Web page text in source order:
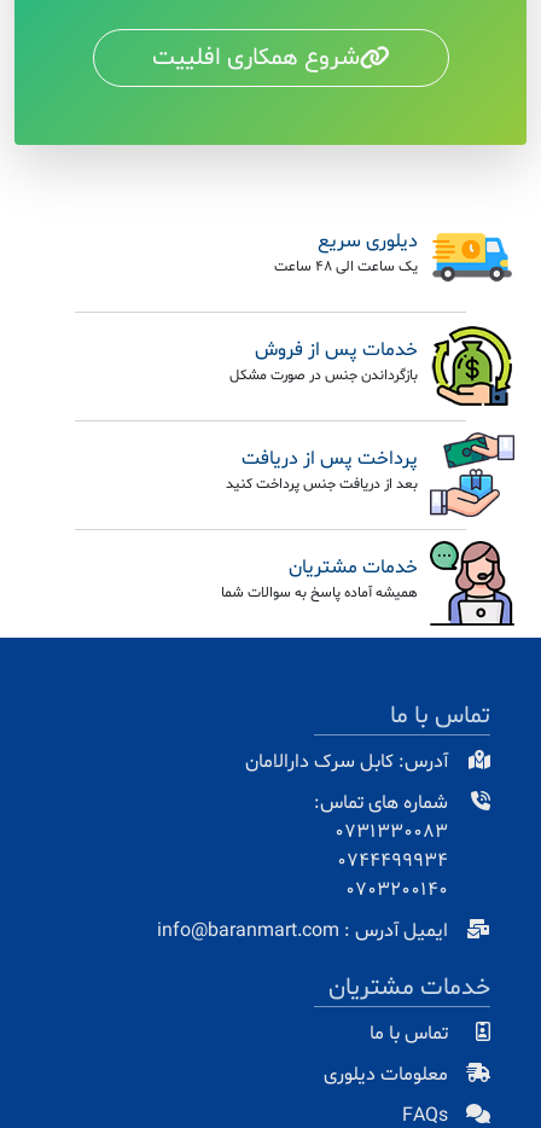
شروع همکاری افلییت
دیلوری سریع
یک ساعت الی 48 ساعت
خدمات پس از فروش
بازگرداندن جنس در صورت مشکل
پرداخت پس از دریافت
بعد از دریافت جنس پرداخت کنید
خدمات مشتریان
همیشه آماده پاسخ به سوالات شما
تماس با ما
آدرس: کابل سرک دارالامان
شماره های تماس:
0731330083
0744499934
0703200140
ایمیل آدرس : info@baranmart.com
خدمات مشتریان
تماس با ما
معلومات دیلوری
FAQs